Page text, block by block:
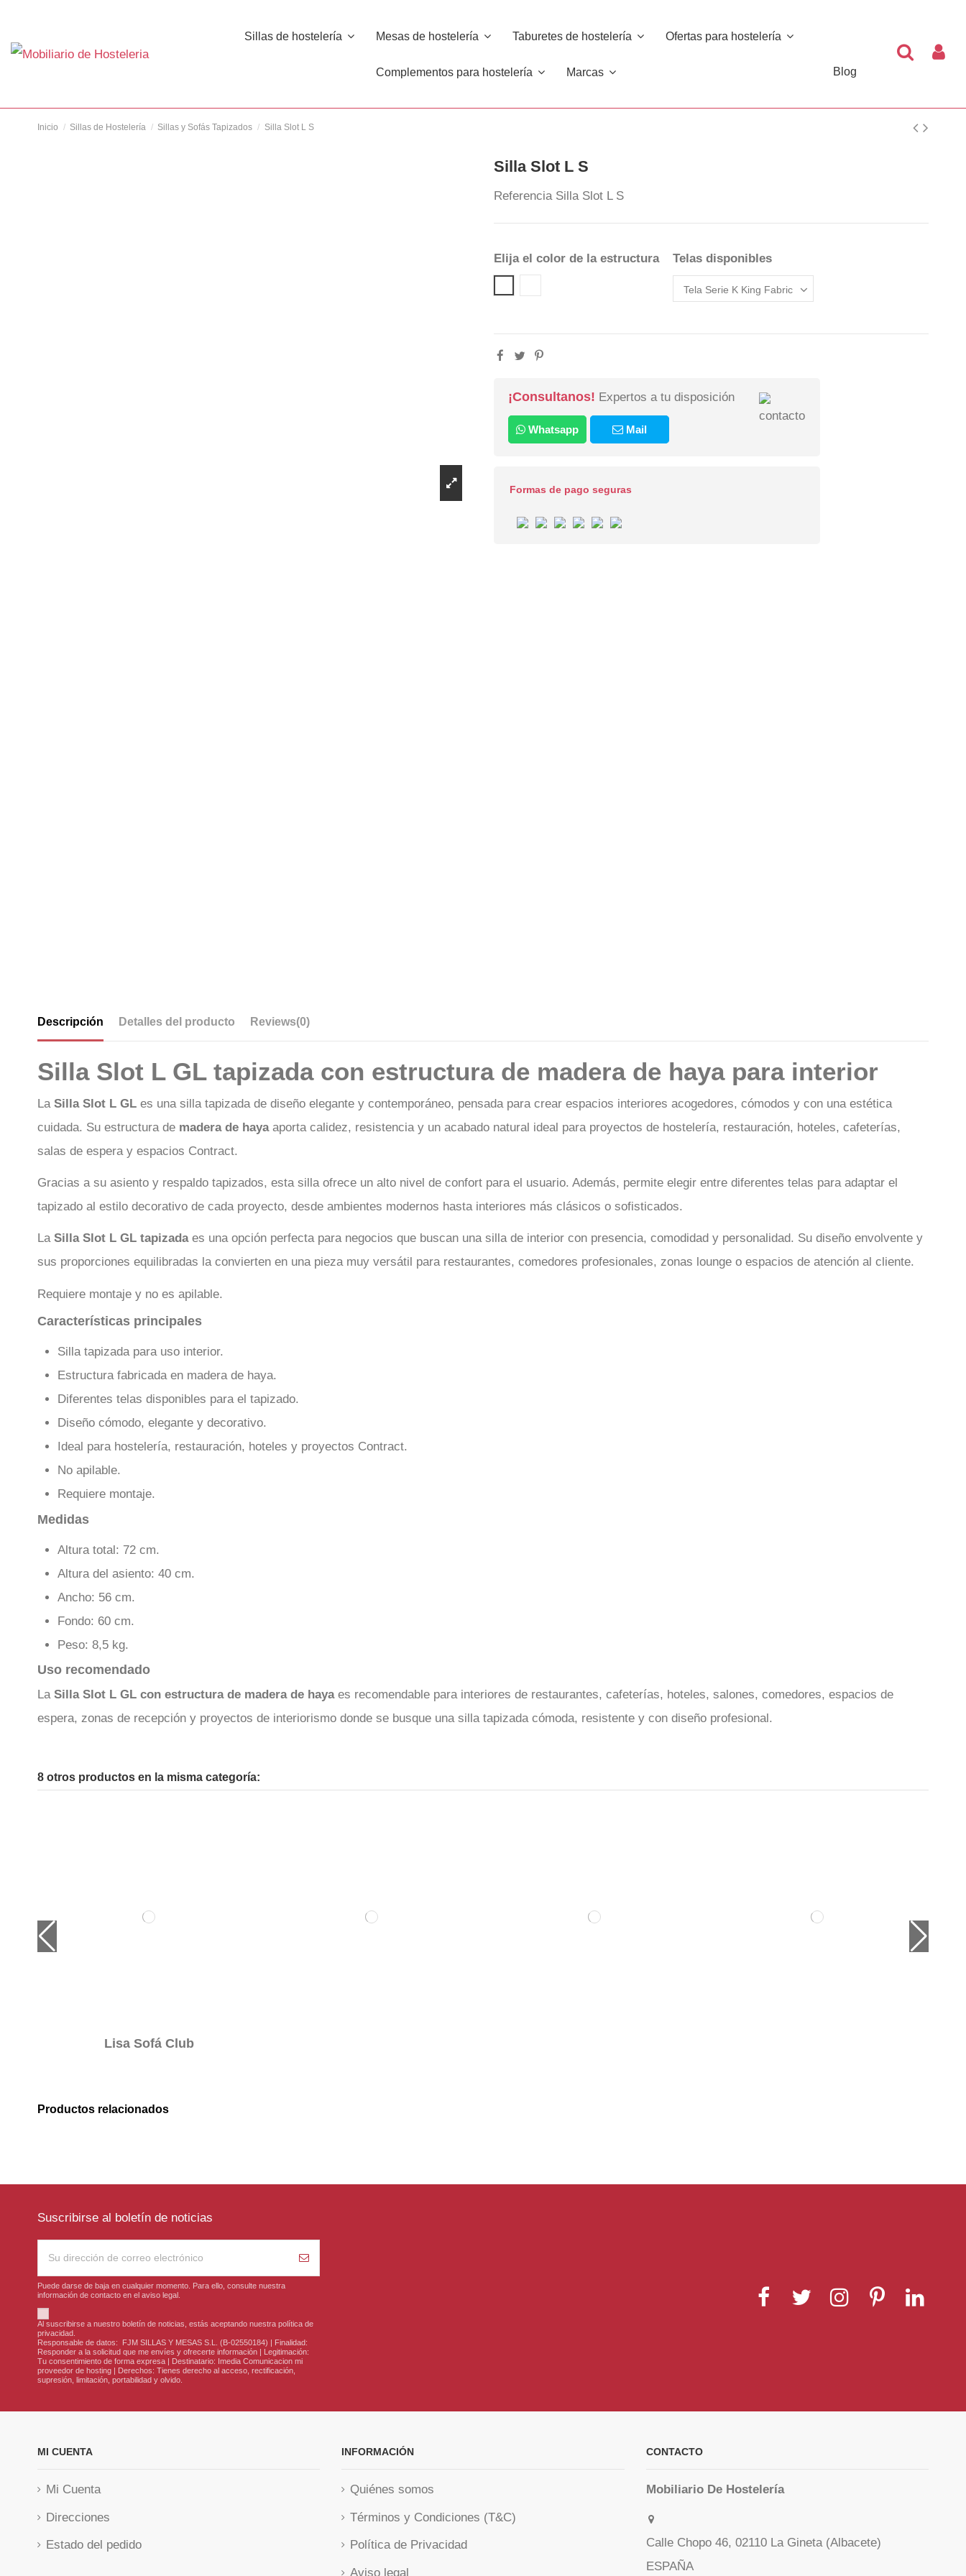
Sillas de hostelería Mesas de hostelería Taburetes de hostelería Ofertas para hostelería
Complementos para hostelería Marcas Blog
Inicio Sillas de Hostelería Sillas y Sofás Tapizados Silla Slot L S
Silla Slot L S
Referencia Silla Slot L S
Elija el color de la estructura Telas disponibles
¡Consultanos! Expertos a tu disposición
Whatsapp Mail
Formas de pago seguras
Descripción Detalles del producto Reviews(0)
Silla Slot L GL tapizada con estructura de madera de haya para interior
La Silla Slot L GL es una silla tapizada de diseño elegante y contemporáneo, pensada para crear espacios interiores acogedores, cómodos y con una estética
cuidada. Su estructura de madera de hayaaporta calidez, resistencia y un acabado natural ideal para proyectos de hostelería, restauración, hoteles, cafeterías,
salas de espera y espacios Contract.
Gracias a su asiento y respaldo tapizados, esta silla ofrece un alto nivel de confort para el usuario. Además, permite elegir entre diferentes telas para adaptar el
tapizado al estilo decorativo de cada proyecto, desde ambientes modernos hasta interiores más clásicos o sofisticados.
La Silla Slot L GL tapizadaes una opción perfecta para negocios que buscan una silla de interior con presencia, comodidad y personalidad. Su diseño envolvente y
sus proporciones equilibradas la convierten en una pieza muy versátil para restaurantes, comedores profesionales, zonas lounge o espacios de atención al cliente.
Requiere montaje y no es apilable.
Características principales
Silla tapizada para uso interior.
Estructura fabricada en madera de haya.
Diferentes telas disponibles para el tapizado.
Diseño cómodo, elegante y decorativo.
Ideal para hostelería, restauración, hoteles y proyectos Contract.
No apilable.
Requiere montaje.
Medidas
Altura total: 72 cm.
Altura del asiento: 40 cm.
Ancho: 56 cm.
Fondo: 60 cm.
Peso: 8,5 kg.
Uso recomendado
La Silla Slot L GL con estructura de madera de hayaes recomendable para interiores de restaurantes, cafeterías, hoteles, salones, comedores, espacios de
espera, zonas de recepción y proyectos de interiorismo donde se busque una silla tapizada cómoda, resistente y con diseño profesional.
8 otros productos en la misma categoría:
Lisa Sofá Club
Productos relacionados
Suscribirse al boletín de noticias
Puede darse de baja en cualquier momento. Para ello, consulte nuestra
información de contacto en el aviso legal.
Al suscribirse a nuestro boletín de noticias, estás aceptando nuestra política de
privacidad.
Responsable de datos: FJM SILLAS Y MESAS S.L. (B-02550184) | Finalidad:
Responder a la solicitud que me envíes y ofrecerte información | Legitimación:
Tu consentimiento de forma expresa | Destinatario: Imedia Comunicacion mi
proveedor de hosting | Derechos: Tienes derecho al acceso, rectificación,
supresión, limitación, portabilidad y olvido.
MI CUENTA
Mi Cuenta
Direcciones
Estado del pedido
INFORMACIÓN
Quiénes somos
Términos y Condiciones (T&C)
Política de Privacidad
Aviso legal
CONTACTO
Mobiliario De Hostelería
Calle Chopo 46, 02110 La Gineta (Albacete)
ESPAÑA